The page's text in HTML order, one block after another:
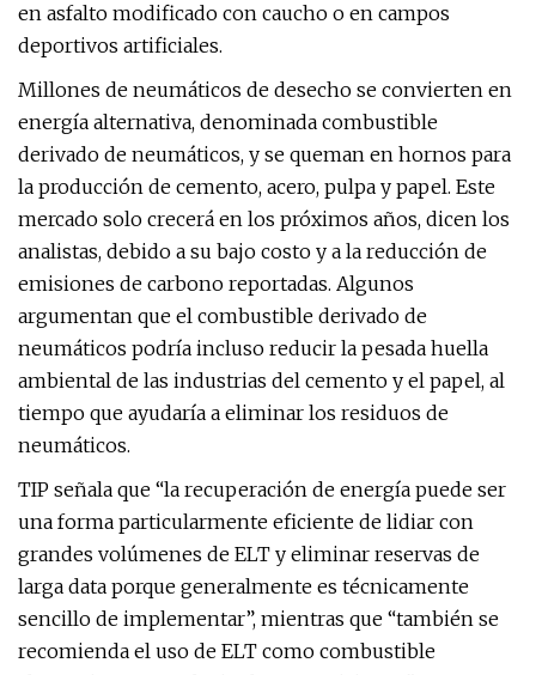
en asfalto modificado con caucho o en campos
deportivos artificiales.
Millones de neumáticos de desecho se convierten en
energía alternativa, denominada combustible
derivado de neumáticos, y se queman en hornos para
la producción de cemento, acero, pulpa y papel. Este
mercado solo crecerá en los próximos años, dicen los
analistas, debido a su bajo costo y a la reducción de
emisiones de carbono reportadas. Algunos
argumentan que el combustible derivado de
neumáticos podría incluso reducir la pesada huella
ambiental de las industrias del cemento y el papel, al
tiempo que ayudaría a eliminar los residuos de
neumáticos.
TIP señala que “la recuperación de energía puede ser
una forma particularmente eficiente de lidiar con
grandes volúmenes de ELT y eliminar reservas de
larga data porque generalmente es técnicamente
sencillo de implementar”, mientras que “también se
recomienda el uso de ELT como combustible